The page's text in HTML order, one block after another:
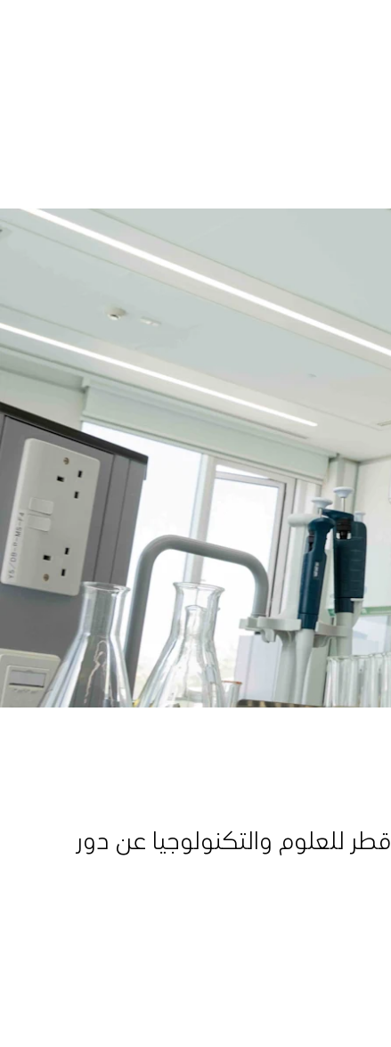
للعلوم والتكنولوجيا عن دور